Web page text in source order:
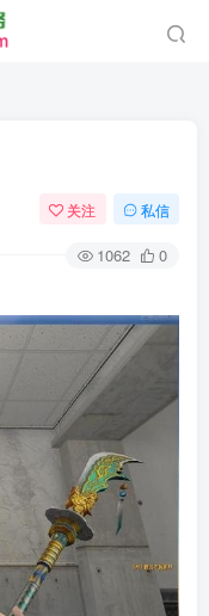
关注 私信
1062 0